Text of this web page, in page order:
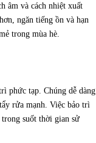
âm và cách nhiệt xuất
ngăn tiếng ồn và hạn
trong mùa hè.
phức tạp. Chúng dễ dàng
rửa mạnh. Việc bảo trì
suốt thời gian sử